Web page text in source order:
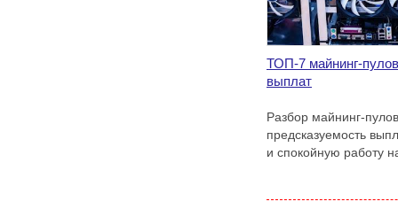
ТОП-7 майнинг-
выплат
Разбор майнинг-
предсказуемость
и спокойную работу